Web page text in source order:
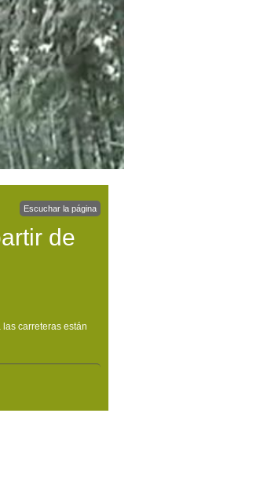
Escuchar la página
de
carreteras están